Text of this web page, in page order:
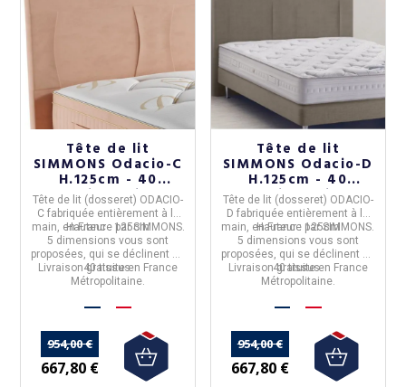
Tête de lit
SIMMONS Odacio-C
H.125cm - 40
coloris 5 tailles
Tête de lit (dosseret) ODACIO-
C fabriquée entièrement à la
main, enFrance parSIMMONS.
Hauteur : 125cm
5 dimensions vous sont
proposées, qui se déclinent en
40 tissus.
Livraison gratuite en France
Métropolitaine.
954,00 €
667,80 €
Tête de lit
SIMMONS Odacio-D
H.125cm - 40
coloris 5 tailles
Tête de lit (dosseret) ODACIO-
Dfabriquée entièrement à la
main, enFrance parSIMMONS
Hauteur : 125cm
5 dimensions vous sont
proposées, qui se déclinent en
40 tissus.
Livraison gratuite en France
Métropolitaine.
954,00 €
667,80 €